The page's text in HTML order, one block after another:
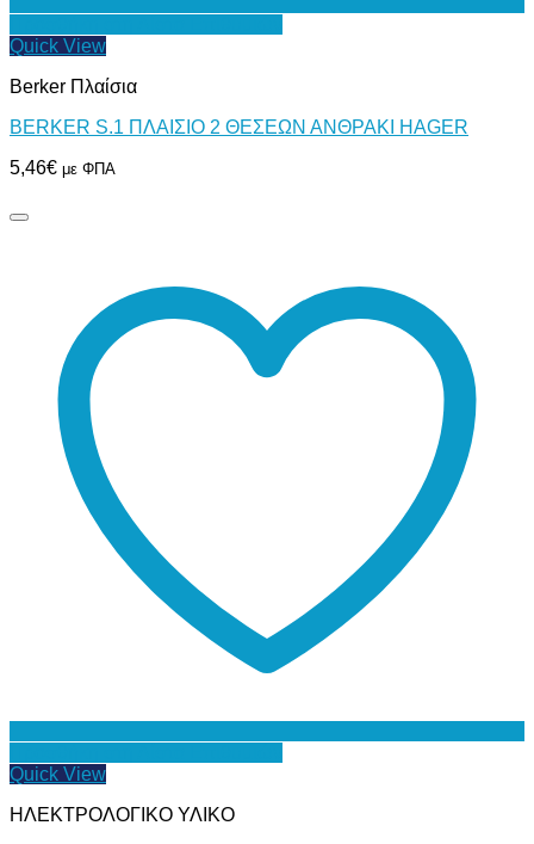
Quick View
Berker Πλαίσια
BERKER S.1 ΠΛΑΙΣΙΟ 2 ΘΕΣΕΩΝ ΑΝΘΡΑΚΙ HAGER
5,46€ με ΦΠΑ
Quick View
ΗΛΕΚΤΡΟΛΟΓΙΚΟ ΥΛΙΚΟ